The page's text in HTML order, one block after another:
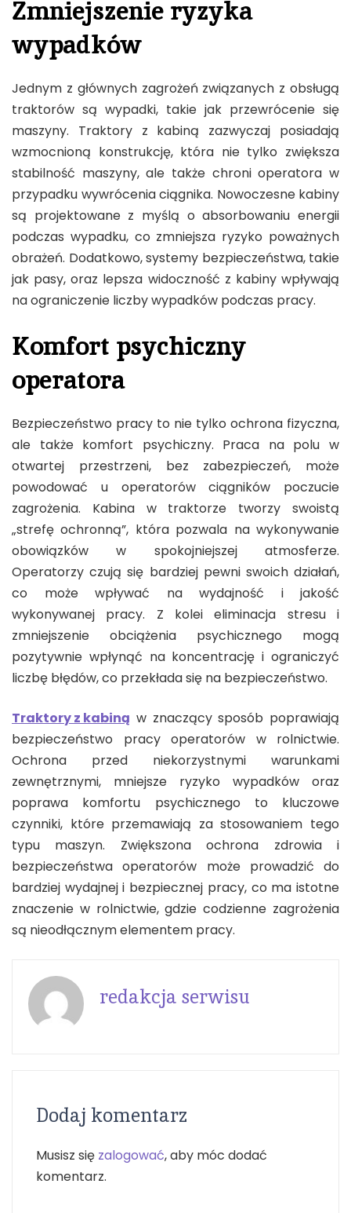
Zmniejszenie ryzyka
wypadków
Jednym z głównych zagrożeń związanych z obsługą
traktorów są wypadki, takie jak przewrócenie się
maszyny. Traktory z kabiną zazwyczaj posiadają
wzmocnioną konstrukcję, która nie tylko zwiększa
stabilność maszyny, ale także chroni operatora w
przypadku wywrócenia ciągnika. Nowoczesne kabiny
są projektowane z myślą o absorbowaniu energii
podczas wypadku, co zmniejsza ryzyko poważnych
obrażeń. Dodatkowo, systemy bezpieczeństwa, takie
jak pasy, oraz lepsza widoczność z kabiny wpływają
na ograniczenie liczby wypadków podczas pracy.
Komfort psychiczny
operatora
Bezpieczeństwo pracy to nie tylko ochrona fizyczna,
ale także komfort psychiczny. Praca na polu w
otwartej przestrzeni, bez zabezpieczeń, może
powodować u operatorów ciągników poczucie
zagrożenia. Kabina w traktorze tworzy swoistą
„strefę ochronną”, która pozwala na wykonywanie
obowiązków w spokojniejszej atmosferze.
Operatorzy czują się bardziej pewni swoich działań,
co może wpływać na wydajność i jakość
wykonywanej pracy. Z kolei eliminacja stresu i
zmniejszenie obciążenia psychicznego mogą
pozytywnie wpłynąć na koncentrację i ograniczyć
liczbę błędów, co przekłada się na bezpieczeństwo.
Traktory z kabiną w znaczący sposób poprawiają
bezpieczeństwo pracy operatorów w rolnictwie.
Ochrona przed niekorzystnymi warunkami
zewnętrznymi, mniejsze ryzyko wypadków oraz
poprawa komfortu psychicznego to kluczowe
czynniki, które przemawiają za stosowaniem tego
typu maszyn. Zwiększona ochrona zdrowia i
bezpieczeństwa operatorów może prowadzić do
bardziej wydajnej i bezpiecznej pracy, co ma istotne
znaczenie w rolnictwie, gdzie codzienne zagrożenia
są nieodłącznym elementem pracy.
redakcja serwisu
Dodaj komentarz
Musisz się zalogować, aby móc dodać
komentarz.